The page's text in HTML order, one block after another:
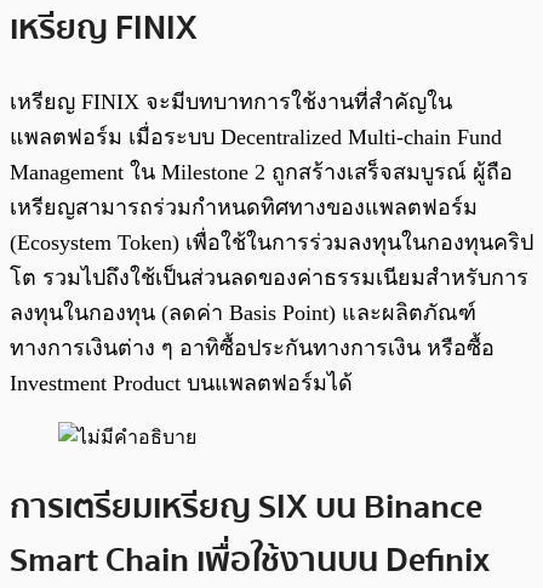
เหรียญ FINIX
เหรียญ FINIX จะมีบทบาทการใช้งานที่สำคัญใน
แพลตฟอร์ม เมื่อระบบ Decentralized Multi-chain Fund
Management ใน Milestone 2 ถูกสร้างเสร็จสมบูรณ์ ผู้ถือ
เหรียญสามารถร่วมกำหนดทิศทางของแพลตฟอร์ม
(Ecosystem Token) เพื่อใช้ในการร่วมลงทุนในกองทุนคริป
โต รวมไปถึงใช้เป็นส่วนลดของค่าธรรมเนียมสำหรับการ
ลงทุนในกองทุน (ลดค่า Basis Point) และผลิตภัณฑ์
ทางการเงินต่าง ๆ อาทิซื้อประกันทางการเงิน หรือซื้อ
Investment Product บนแพลตฟอร์มได้
การเตรียมเหรียญ SIX บน Binance
Smart Chain เพื่อใช้งานบน Definix